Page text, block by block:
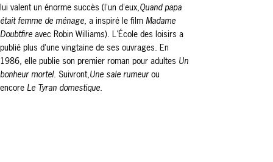
lui valent un énorme succès (l'un d'eux,Quand papa
était femme de ménage, a inspiré le film Madame
Doubtfire avec Robin Williams). L'École des loisirs a
publié plus d'une vingtaine de ses ouvrages. En
1986, elle publie son premier roman pour adultes Un
bonheur mortel. Suivront,Une sale rumeurou
encore Le Tyran domestique.